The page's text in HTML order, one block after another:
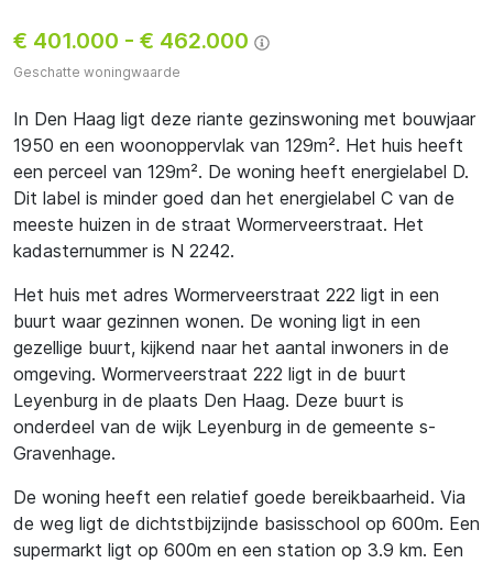
€ 401.000 - € 462.000
Geschatte woningwaarde
In Den Haag ligt deze riante gezinswoning met bouwjaar
1950 en een woonoppervlak van 129m². Het huis heeft
een perceel van 129m². De woning heeft energielabel D.
Dit label is minder goed dan het energielabel C van de
meeste huizen in de straat Wormerveerstraat. Het
kadasternummer is N 2242.
Het huis met adres Wormerveerstraat 222 ligt in een
buurt waar gezinnen wonen. De woning ligt in een
gezellige buurt, kijkend naar het aantal inwoners in de
omgeving. Wormerveerstraat 222 ligt in de buurt
Leyenburg in de plaats Den Haag. Deze buurt is
onderdeel van de wijk Leyenburg in de gemeente s-
Gravenhage.
De woning heeft een relatief goede bereikbaarheid. Via
de weg ligt de dichtstbijzijnde basisschool op 600m. Een
supermarkt ligt op 600m en een station op 3.9 km. Een